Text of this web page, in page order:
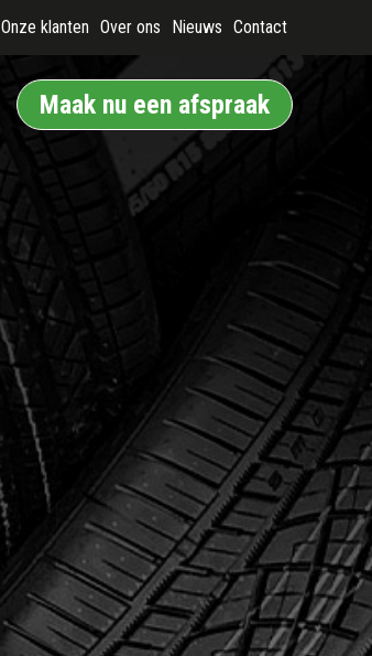
Onze klanten Over ons Nieuws Contact
Maak nu een afspraak